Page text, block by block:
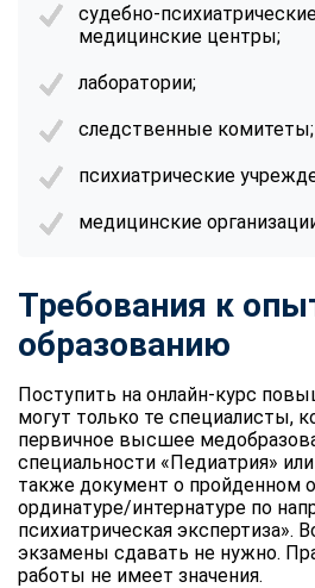
судебно-
медицинские центры;
лаборатории;
следственные комитеты;
психиатрические
медицинские
Требования к
образованию
Поступить на онлайн-курс
могут только те специалисты,
первичное высшее
специальности «Педиатрия»
также документ о пройденном
ординатуре/интернатуре по
психиатрическая экспертиза».
экзамены сдавать не нужно.
работы не имеет значения.